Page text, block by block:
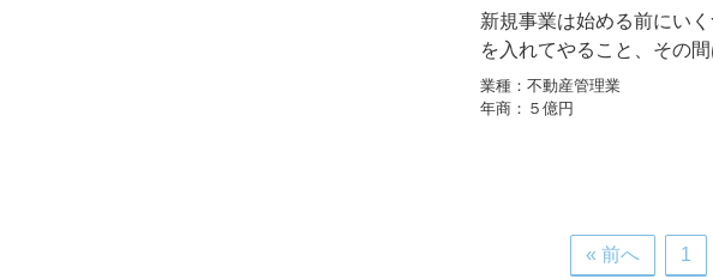
新規事業は始める前にい
を入れてやること、その
す。最終的には「絶対に
したばかりの新規事業は
業種： 不動産管理業
年商： ５億円
« 前へ 1